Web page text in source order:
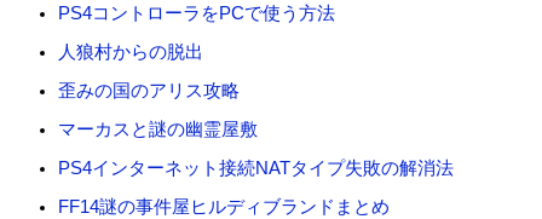
PS4コントローラをPCで使う方法
人狼村からの脱出
歪みの国のアリス攻略
マーカスと謎の幽霊屋敷
PS4インターネット接続NATタイプ失敗の解消法
FF14謎の事件屋ヒルディブランドまとめ